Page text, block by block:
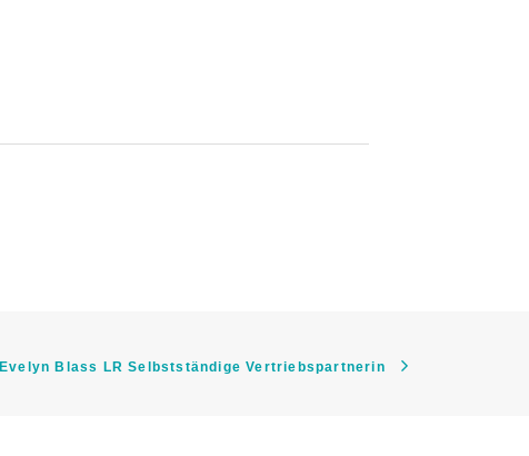
Evelyn Blass LR Selbstständige Vertriebspartnerin